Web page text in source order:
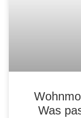
Was